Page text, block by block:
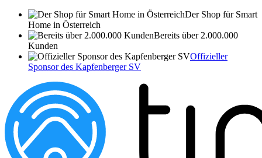
Der Shop für Smart
Home in Österreich
Bereits über 2.000.000
Kunden
Offizieller
Sponsor des Kapfenberger SV